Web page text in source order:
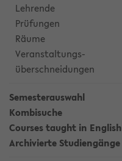
Lehrende
Prüfungen
Räume
Veranstaltungs-
überschneidungen
Semesterauswahl
Kombisuche
Courses taught in English
Archivierte Studiengänge